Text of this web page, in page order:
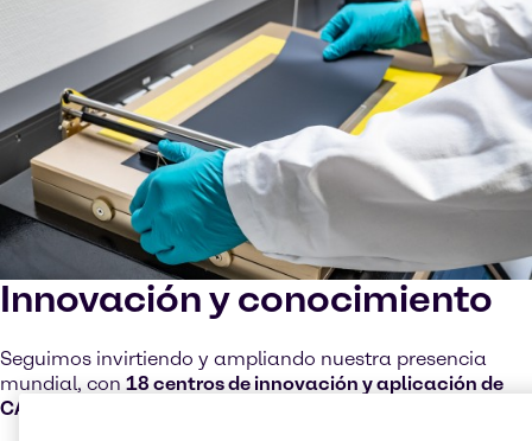
Innovación y conocimiento
Seguimos invirtiendo y ampliando nuestra presencia
mundial, con 18 centros de innovación y aplicación de
CASE y construcción